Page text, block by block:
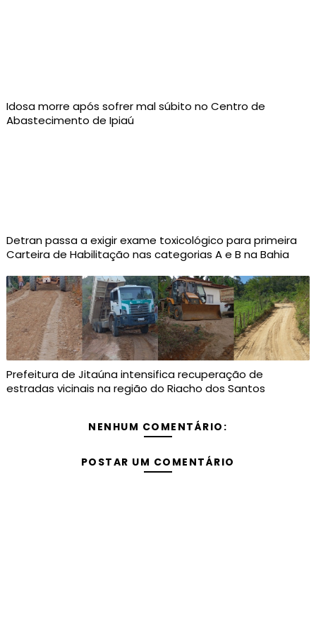
Idosa morre após sofrer mal súbito no Centro de
Abastecimento de Ipiaú
Detran passa a exigir exame toxicológico para primeira
Carteira de Habilitação nas categorias A e B na Bahia
Prefeitura de Jitaúna intensifica recuperação de
estradas vicinais na região do Riacho dos Santos
NENHUM COMENTÁRIO:
POSTAR UM COMENTÁRIO